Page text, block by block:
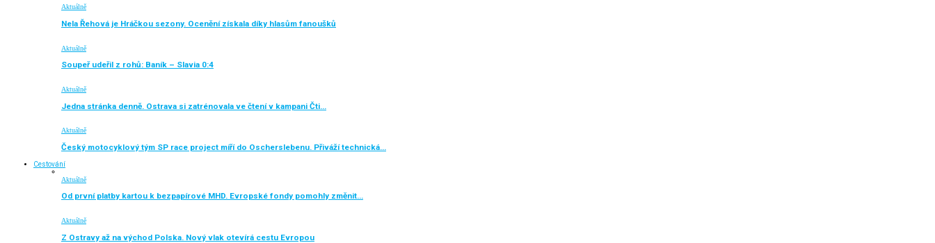
Aktuálně
Nela Řehová je Hráčkou sezony. Ocenění získala díky hlasům fanoušků
Aktuálně
Soupeř udeřil z rohů: Baník – Slavia 0:4
Aktuálně
Jedna stránka denně. Ostrava si zatrénovala ve čtení v kampani Čti…
Aktuálně
Český motocyklový tým SP race project míří do Oscherslebenu. Přiváží technická…
Cestování
Aktuálně
Od první platby kartou k bezpapírové MHD. Evropské fondy pomohly změnit…
Aktuálně
Z Ostravy až na východ Polska. Nový vlak otevírá cestu Evropou